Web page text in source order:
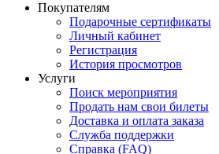
Покупателям
Подарочные сертификаты
Личный кабинет
Регистрация
История просмотров
Услуги
Поиск мероприятия
Продать нам свои билеты
Доставка и оплата заказа
Служба поддержки
Справка (FAQ)